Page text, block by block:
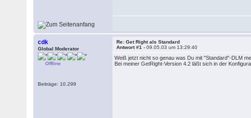
cdk
Global Moderator
Offline
Beiträge: 10.299
Re: Get Right als Standard
Antwort #1 -09.05.03 um 13:29:40
Weiß jetzt nicht so genau was Du mit "Standard"-DLM
Bei meiner GetRight-Version 4.2 läßt sich in der